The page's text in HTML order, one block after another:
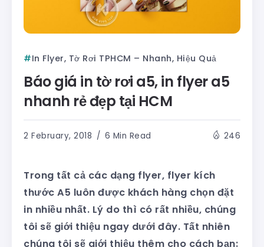
In Flyer, Tờ Rơi TPHCM – Nhanh, Hiệu Quả
Báo giá in tờ rơi a5, in flyer a5
nhanh rẻ đẹp tại HCM
2 February, 2018 6 Min Read 246
Trong tất cả các dạng flyer, flyer kích
thước A5 luôn được khách hàng chọn đặt
in nhiều nhất. Lý do thì có rất nhiều, chúng
tôi sẽ giới thiệu ngay dưới đây. Tất nhiên
chúng tôi sẽ giới thiệu thêm cho cách bạn: